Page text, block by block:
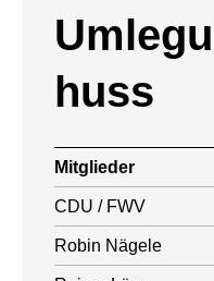
huss
Mitglieder
CDU / FWV
Robin Nägele